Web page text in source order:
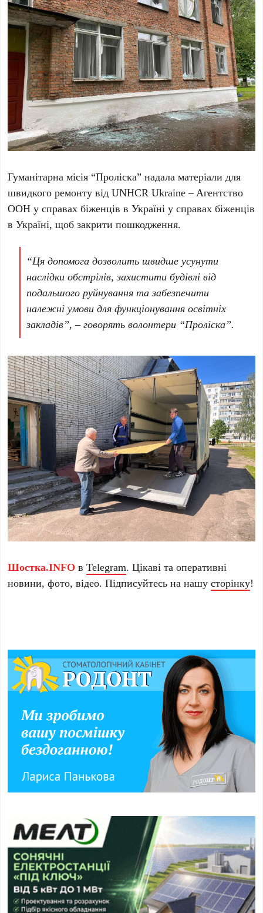
Гуманітарна місія “Проліска” надала матеріали для
швидкого ремонту від UNHCR Ukraine – Aгентство
ООН у справах біженців в Україні у справах біженців
в Україні, щоб закрити пошкодження.
“Ця допомога дозволить швидше усунути
наслідки обстрілів, захистити будівлі від
подальшого руйнування та забезпечити
належні умови для функціонування освітніх
закладів”, – говорять волонтери “Проліска”.
Шостка.INFO вTelegram. Цікаві та оперативні
новини, фото, відео. Підписуйтесь на нашусторінку!